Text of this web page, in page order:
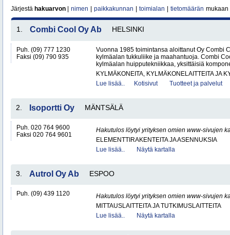
Järjestä hakuarvon nimen paikkakunnan toimialan tietomäärän mukaan
1. Combi Cool Oy Ab HELSINKI
Puh. (09) 777 1230
Faksi (09) 790 935
Vuonna 1985 toimintansa aloittanut Oy Combi
kylmäalan tukkuliike ja maahantuoja. Combi
kylmäalan huipputekniikkaa, yksittäisiä
KYLMÄKONEITA, KYLMÄKONELAITTEITA JA
Lue lisää..
Kotisivut Tuotteet ja palvelut
2. Isoportti Oy MÄNTSÄLÄ
Puh. 020 764 9600
Faksi 020 764 9601
Hakutulos löytyi yrityksen omien www-sivujen
ELEMENTTIRAKENTEITA JA ASENNUKSIA
Lue lisää..
Näytä kartalla
3. Autrol Oy Ab ESPOO
Puh. (09) 439 1120
Hakutulos löytyi yrityksen omien www-sivujen
MITTAUSLAITTEITA JA TUTKIMUSLAITTEITA
Lue lisää..
Näytä kartalla